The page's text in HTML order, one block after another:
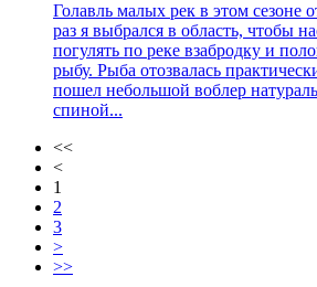
Голавль малых рек в этом сезоне
раз я выбрался в область, чтобы
погулять по реке взабродку и
рыбу. Рыба отозвалась
пошел небольшой воблер
спиной...
<<
<
1
2
3
>
>>